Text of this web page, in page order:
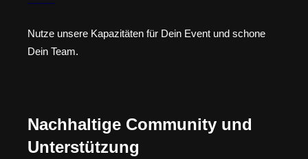
Nutze unsere Kapazitäten für Dein Event und schone
Dein Team.
Nachhaltige Community und
Unterstützung